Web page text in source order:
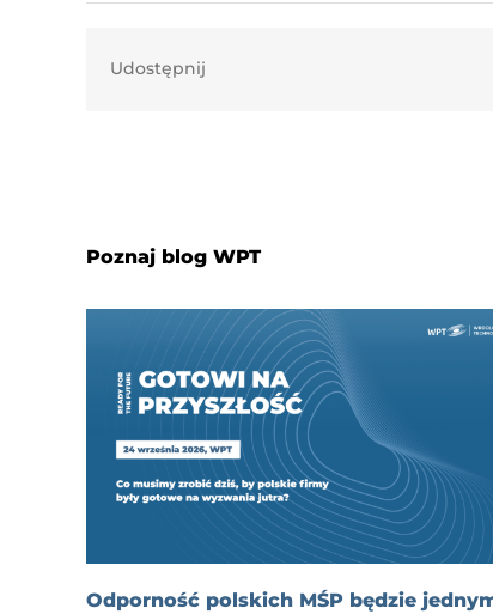
Udostępnij
Poznaj blog WPT
Odporność polskich MŚP będzie